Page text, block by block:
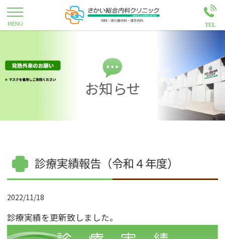
お知らせ
診療実績報告（令和４年度）
2022/11/18
診療実績を更新致しました。